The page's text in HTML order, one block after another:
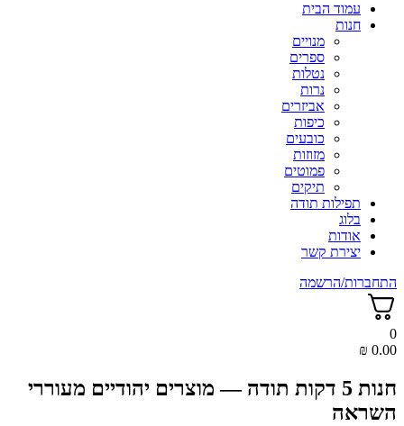
עמוד הבית
חנות
מנויים
ספרים
נטלות
נרות
אביזרים
כיפות
כובעים
מזוזות
פמוטים
תיקים
תפילות תודה
בלוג
אודות
יצירת קשר
התחברות/הרשמה
0
0.00
₪
חנות 5 דקות תודה — מוצרים יהודיים מעוררי
השראה